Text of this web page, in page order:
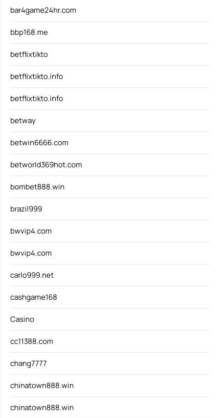
bar4game24hr.com
bbp168.me
betflixtikto
betflixtikto.info
betflixtikto.info
betway
betwin6666.com
betworld369hot.com
bombet888.win
brazil999
bwvip4.com
bwvip4.com
carlo999.net
cashgame168
Casino
cc11388.com
chang7777
chinatown888.win
chinatown888.win